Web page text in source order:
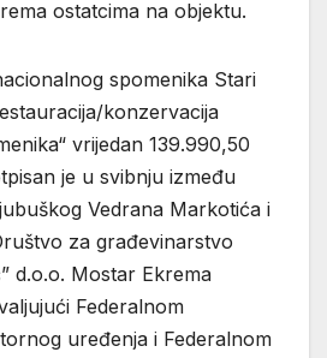
ostatcima na objektu.
spomenika Stari
konzervacija
vrijedan 139.990,50
je u svibnju između
Vedrana Markotića i
za građevinarstvo
d.o.o. Mostar Ekrema
Federalnom
uređenja i Federalnom